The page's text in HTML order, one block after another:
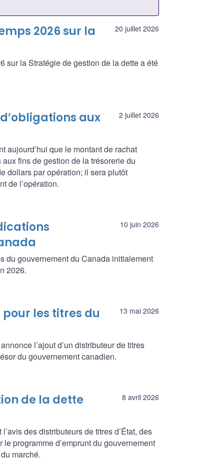
20 juillet 2026
2026 sur la
sur la Stratégie de gestion de la dette a été
2 juillet 2026
aux
aujourd’hui que le montant de rachat
fins de gestion de la trésorerie du
dollars par opération; il sera plutôt
de l’opération.
10 juin 2026
du gouvernement du Canada initialement
2026.
13 mai 2026
les titres du
l’ajout d’un distributeur de titres
du gouvernement canadien.
8 avril 2026
de la dette
des distributeurs de titres d’État, des
programme d’emprunt du gouvernement
marché.